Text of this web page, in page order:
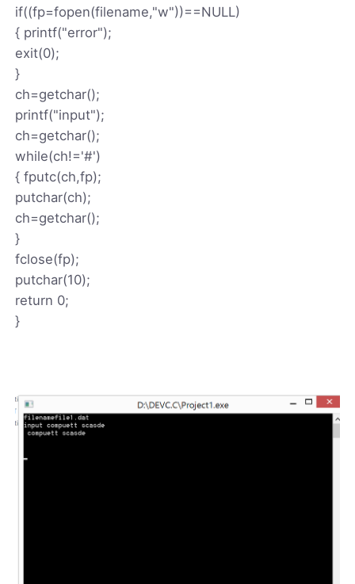
if((fp=fopen(filename,"w"))==NULL)
{ printf("error");
exit(0);
}
ch=getchar();
printf("input");
ch=getchar();
while(ch!='#')
{ fputc(ch,fp);
putchar(ch);
ch=getchar();
}
fclose(fp);
putchar(10);
return 0;
}